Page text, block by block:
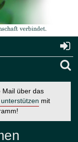
Mail über das
mit